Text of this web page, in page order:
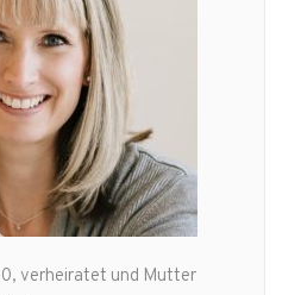
verheiratet und Mutter